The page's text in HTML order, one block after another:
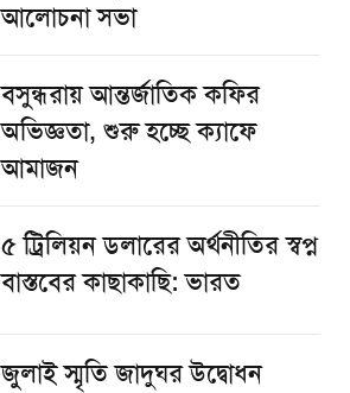
আলোচনা সভা
বসুন্ধরায় আন্তর্জাতিক কফির
অভিজ্ঞতা, শুরু হচ্ছে ক্যাফে
আমাজন
৫ ট্রিলিয়ন ডলারের অর্থনীতির স্বপ্ন
বাস্তবের কাছাকাছি: ভারত
জুলাই স্মৃতি জাদুঘর উদ্বোধন